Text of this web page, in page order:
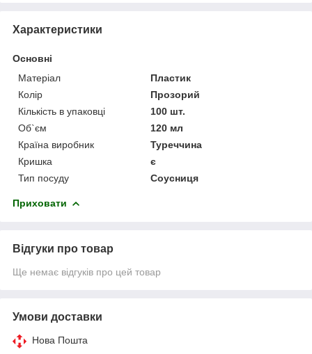
Характеристики
Основні
Матеріал
Пластик
Колір
Прозорий
Кількість в упаковці
100 шт.
Об`єм
120 мл
Країна виробник
Туреччина
Кришка
є
Тип посуду
Соусниця
Приховати
Відгуки про товар
Ще немає відгуків про цей товар
Умови доставки
Нова Пошта